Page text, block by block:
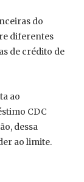
do
diferentes
de crédito de
ao
CDC
dessa
ao limite.